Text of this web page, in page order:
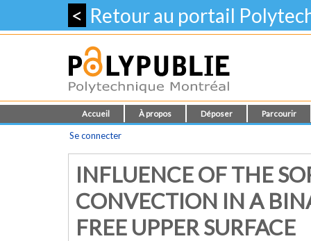
< Retour au portail
Accueil À propos Déposer Parcourir
Se connecter
INFLUENCE OF THE
CONVECTION IN A
FREE UPPER SURFACE